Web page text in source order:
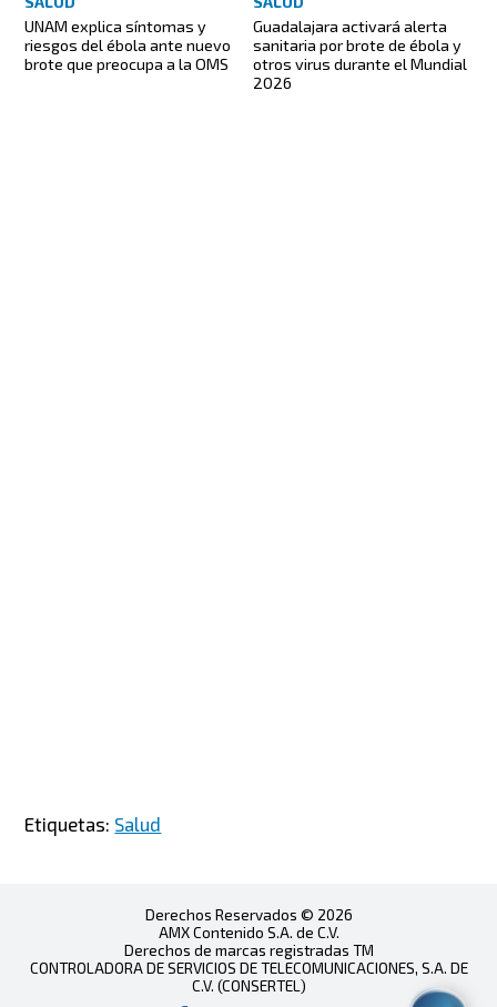
UNAM explica síntomas y
riesgos del ébola ante nuevo
brote que preocupa a la OMS
Guadalajara activará alerta
sanitaria por brote de ébola y
otros virus durante el Mundial
2026
Etiquetas: Salud
Derechos Reservados © 2026
AMX Contenido S.A. de C.V.
Derechos de marcas registradas TM
CONTROLADORA DE SERVICIOS DE TELECOMUNICACIONES, S.A. DE
C.V. (CONSERTEL)